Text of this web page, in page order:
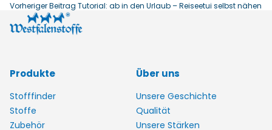
Vorheriger Beitrag Tutorial: ab in den Urlaub – Reiseetui selbst nähen
Produkte
Stofffinder
Stoffe
Zubehör
Über uns
Unsere Geschichte
Qualität
Unsere Stärken